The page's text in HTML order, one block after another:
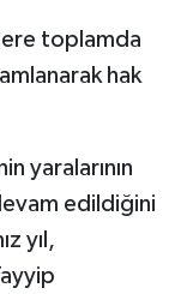
toplamda
hak
yaralarının
edildiğini
yıl,